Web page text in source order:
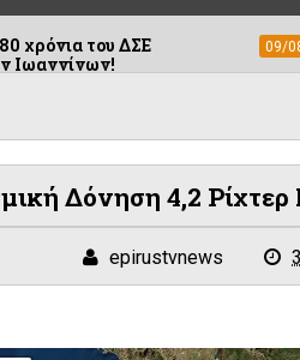
09/08/2026
Δόνηση 4,2
epirustvnews